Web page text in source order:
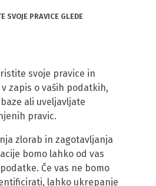
SVOJE PRAVICE GLEDE
svoje pravice in
zapis o vaših podatkih,
ali uveljavljate
pravic.
zlorab in zagotavljanja
bomo lahko od vas
Če vas ne bomo
lahko ukrepanje